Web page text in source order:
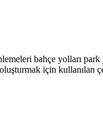
bahçe yolları
için